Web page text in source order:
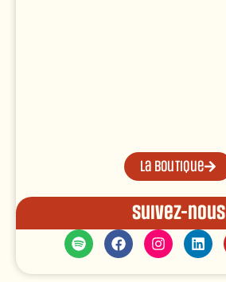
La boutique
Suivez-nous